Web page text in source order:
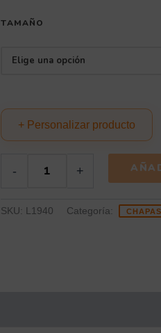
TAMAÑO
+ Personalizar producto
- +
SKU: L1940 Categoría: